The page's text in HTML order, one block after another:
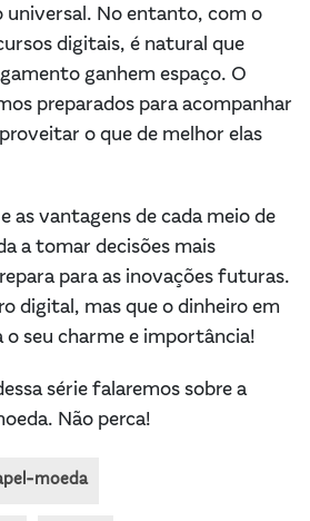
universal. No entanto, com o
digitais, é natural que
ganhem espaço. O
preparados para acompanhar
o que de melhor elas
as vantagens de cada meio de
a tomar decisões mais
para as inovações futuras.
digital, mas que o dinheiro em
o seu charme e importância!
série falaremos sobre a
Não perca!
moeda